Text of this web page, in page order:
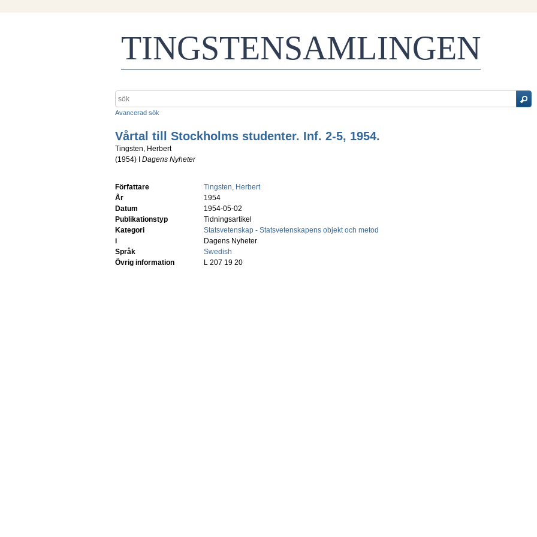
TINGSTENSAMLINGEN
Avancerad sök
Vårtal till Stockholms studenter. Inf. 2-5, 1954.
Tingsten, Herbert
(1954) I Dagens Nyheter
Författare
Tingsten, Herbert
År
1954
Datum
1954-05-02
Publikationstyp
Tidningsartikel
Kategori
Statsvetenskap - Statsvetenskapens objekt och metod
i
Dagens Nyheter
Språk
Swedish
Övrig information
L 207 19 20